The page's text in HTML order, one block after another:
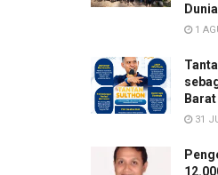
Dunia
1
Barat
31